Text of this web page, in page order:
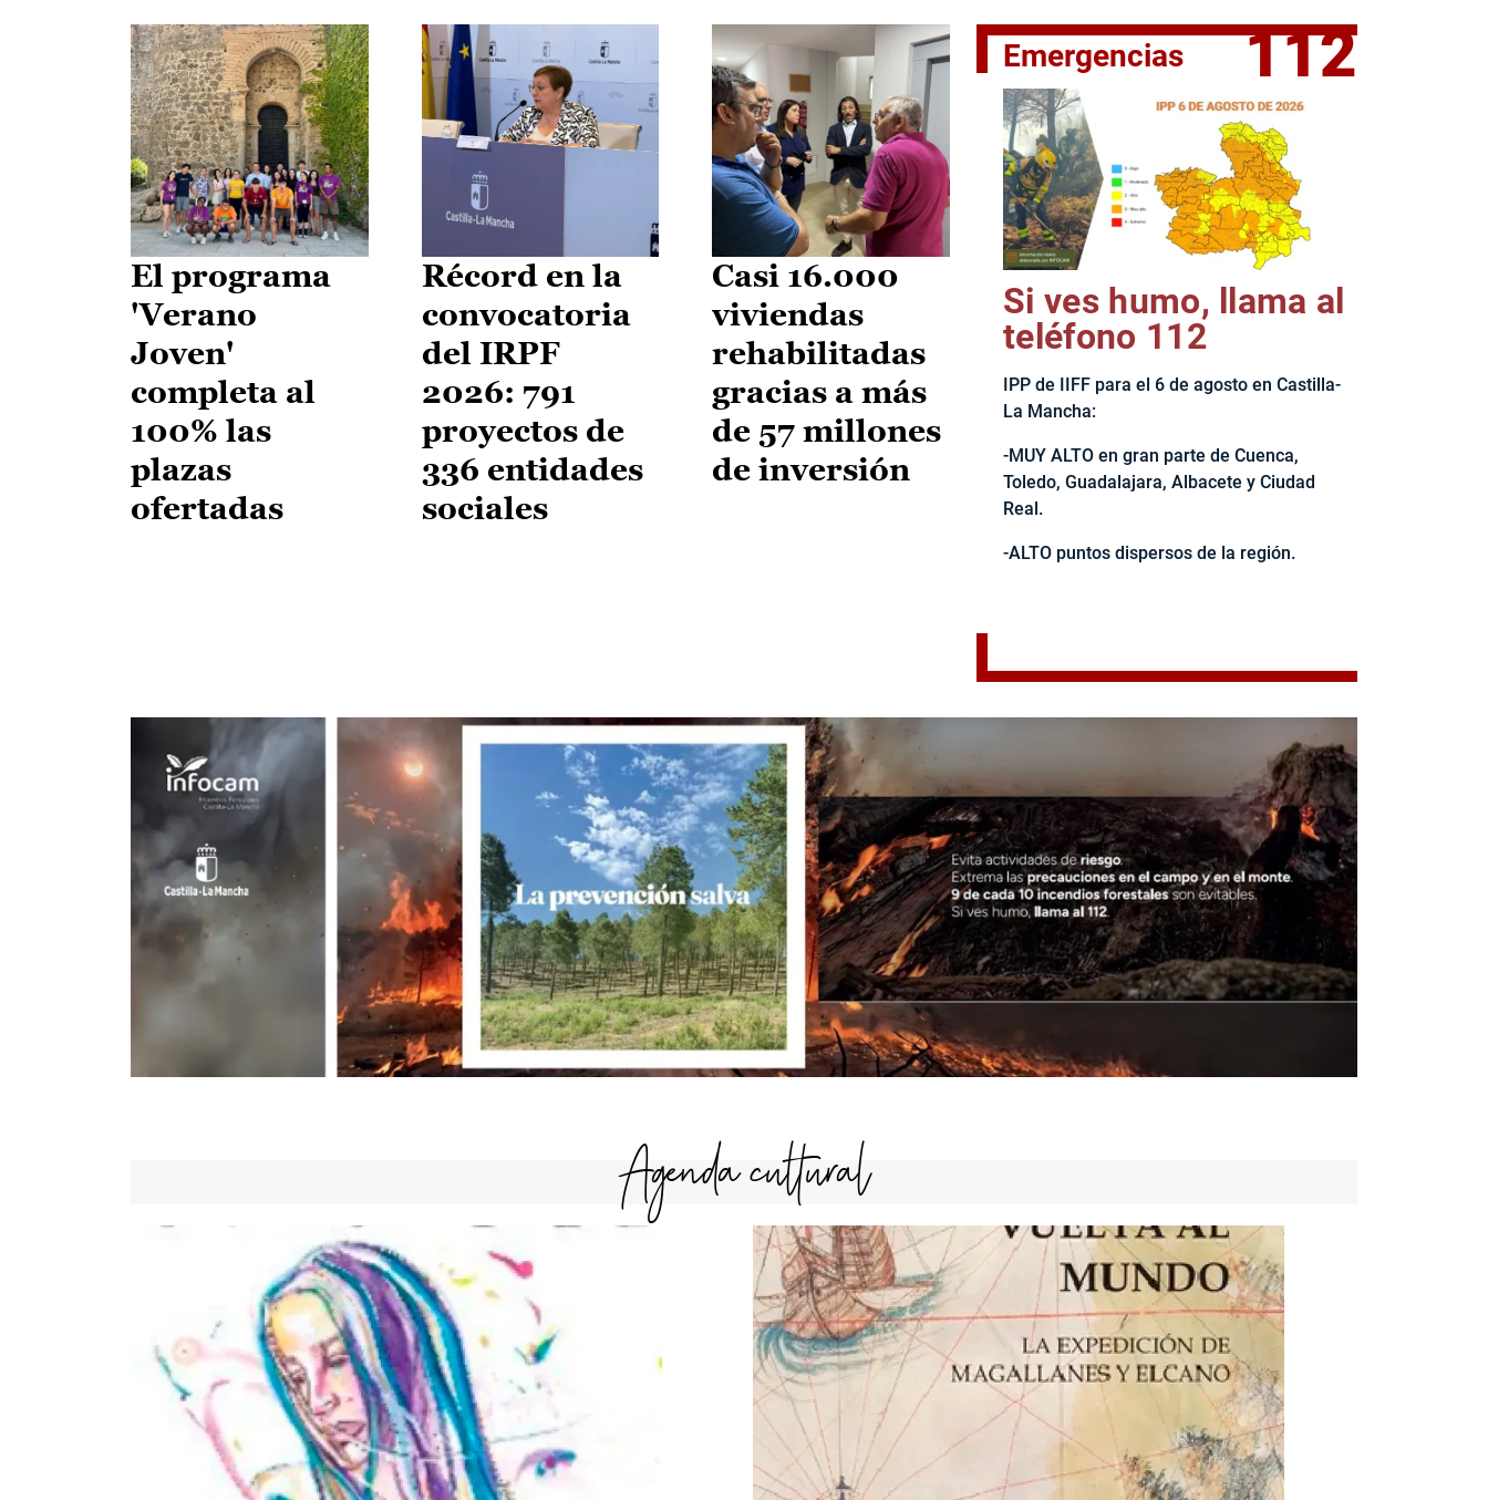
El jefe del Ejecutivo castellanomanchego, Emiliano García-
El programa
'Verano
Joven'
completa al
100% las
plazas
ofertadas
Récord en la
convocatoria
del IRPF
2026: 791
proyectos de
336 entidades
sociales
Casi 16.000
viviendas
rehabilitadas
gracias a más
de 57 millones
de inversión
Emergencias 112
Si ves humo, llama al
teléfono 112
IPP de IIFF para el 6 de agosto en Castilla-
La Mancha:
-MUY ALTO en gran parte de Cuenca,
Toledo, Guadalajara, Albacete y Ciudad
Real.
-ALTO puntos dispersos de la región.
Agenda cultural